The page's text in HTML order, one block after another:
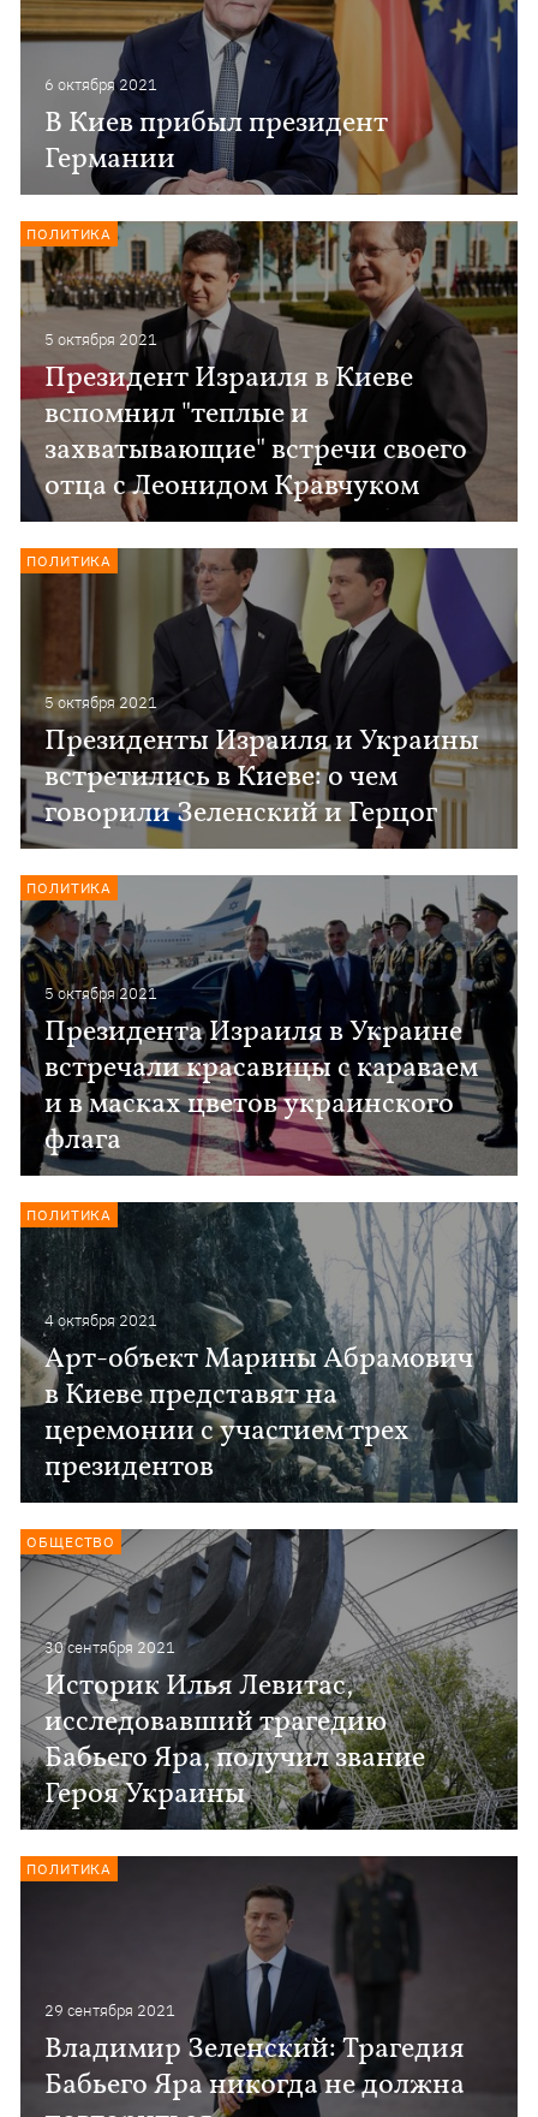
6 октября 2021
В Киев прибыл президент
Германии
5 октября 2021
Президент Израиля в Киеве
вспомнил "теплые и
захватывающие" встречи своего
отца с Леонидом Кравчуком
ПОЛИТИКА
5 октября 2021
Президенты Израиля и Украины
встретились в Киеве: о чем
говорили Зеленский и Герцог
ПОЛИТИКА
5 октября 2021
Президента Израиля в Украине
встречали красавицы с караваем
и в масках цветов украинского
флага
ПОЛИТИКА
4 октября 2021
Арт-объект Марины Абрамович
в Киеве представят на
церемонии с участием трех
президентов
ПОЛИТИКА
30 сентября 2021
Историк Илья Левитас,
исследовавший трагедию
Бабьего Яра, получил звание
Героя Украины
ОБЩЕСТВО
29 сентября 2021
Владимир Зеленский: Трагедия
Бабьего Яра никогда не должна
ПОЛИТИКА